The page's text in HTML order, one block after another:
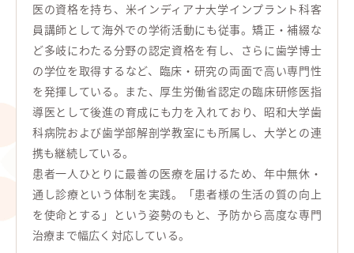
医の資格を持ち、米インディアナ大学インプラント科客
員講師として海外での学術活動にも従事。矯正・補綴な
ど多岐にわたる分野の認定資格を有し、さらに歯学博士
の学位を取得するなど、臨床・研究の両面で高い専門性
を発揮している。また、厚生労働省認定の臨床研修医指
導医として後進の育成にも力を入れており、昭和大学歯
科病院および歯学部解剖学教室にも所属し、大学との連
携も継続している。
患者一人ひとりに最善の医療を届けるため、年中無休・
通し診療という体制を実践。「患者様の生活の質の向上
を使命とする」という姿勢のもと、予防から高度な専門
治療まで幅広く対応している。